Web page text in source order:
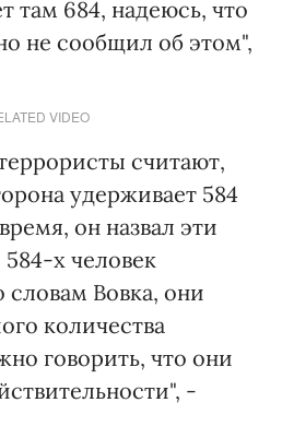
там 684, надеюсь, что
не сообщил об этом",
VIDEO
считают,
удерживает 584
он назвал эти
х человек
Вовка, они
количества
говорить, что они
-